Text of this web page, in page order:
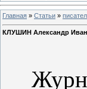
Главная » Статьи »
КЛУШИН Александр